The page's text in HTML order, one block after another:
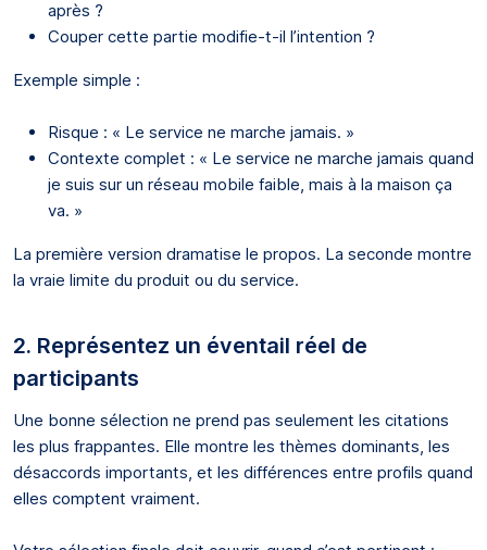
après ?
Couper cette partie modifie-t-il l’intention ?
Exemple simple :
Risque : « Le service ne marche jamais. »
Contexte complet : « Le service ne marche jamais quand
je suis sur un réseau mobile faible, mais à la maison ça
va. »
La première version dramatise le propos. La seconde montre
la vraie limite du produit ou du service.
2. Représentez un éventail réel de
participants
Une bonne sélection ne prend pas seulement les citations
les plus frappantes. Elle montre les thèmes dominants, les
désaccords importants, et les différences entre profils quand
elles comptent vraiment.